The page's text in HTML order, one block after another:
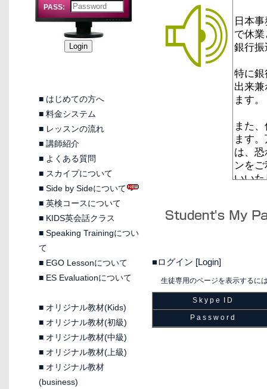
PASS:
■ はじめての方へ
■ 料金システム
■ レッスンの流れ
■ 講師紹介
■ よくある質問
■ スカイプについて
■ Side by Sideについて
■ 英検コースについて
■ KIDS英会話クラス
■ Speaking Trainingについ
て
■ EGO Lessonについて
■ ES Evaluationについて
■ オリジナル教材(Kids)
■ オリジナル教材(初級)
■ オリジナル教材(中級)
■ オリジナル教材(上級)
■ オリジナル教材
(business)
■ログイン [Login]
生徒専用のページを表示するに
S k y p e I D
P a s s w o r d